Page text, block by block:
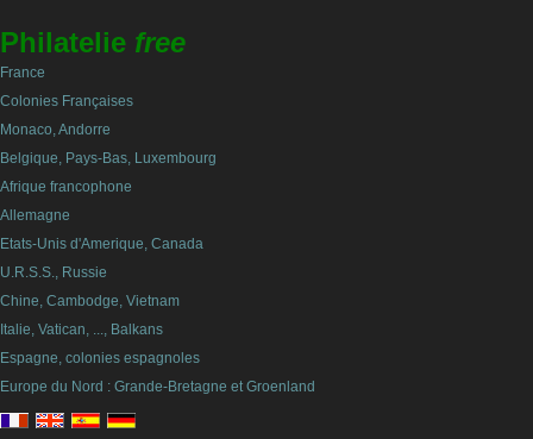
Philatelie free
France
Colonies Françaises
Monaco, Andorre
Belgique, Pays-Bas, Luxembourg
Afrique francophone
Allemagne
Etats-Unis d'Amerique, Canada
U.R.S.S., Russie
Chine, Cambodge, Vietnam
Italie, Vatican, ..., Balkans
Espagne, colonies espagnoles
Europe du Nord : Grande-Bretagne et Groenland